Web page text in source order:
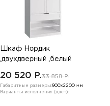
Шкаф Нордик
,двухдверный ,белый
20 520 P.33 858 P.
Габаритные размеры:900х2200 мм
Варианты исполнения (цвет):